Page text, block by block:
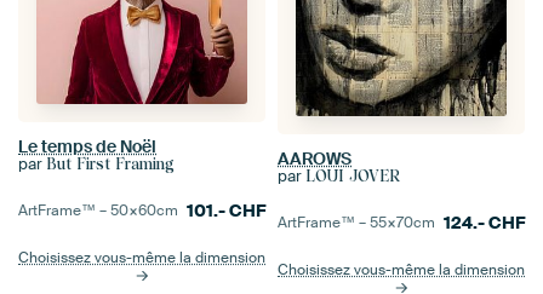
Le temps de Noël
par But First Framing
ArtFrame™ –50×60cm 101.-CHF
Choisissez vous-même la dimension
AAROWS
par LOUI JOVER
ArtFrame™ –55×70cm 124.-CHF
Choisissez vous-même la dimension